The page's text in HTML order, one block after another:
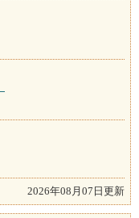
2026年08月07日更新